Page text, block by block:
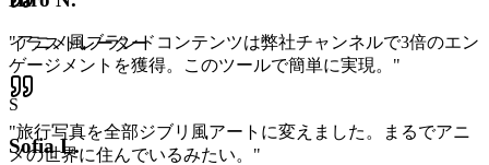
"アニメ風ブランドコンテンツは弊社チャンネルで3倍のエン
ゲージメントを獲得。このツールで簡単に実現。 "
S
Sofia L.
イラストレーター
"旅行写真を全部ジブリ風アートに変えました。まるでアニ
メの世界に住んでいるみたい。 "